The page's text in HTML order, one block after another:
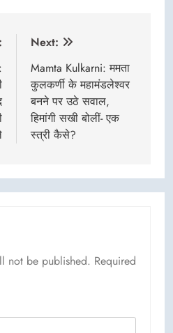
Next:
Mamta Kulkarni: ममता
कुलकर्णी के महामंडलेश्वर
बनने पर उठे सवाल,
हिमांगी सखी बोलीं- एक
स्त्री कैसे?
not be published. Required